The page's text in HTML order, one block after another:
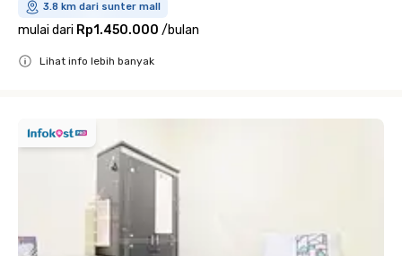
3.8 km dari sunter mall
mulai dari Rp1.450.000 /bulan
Lihat info lebih banyak